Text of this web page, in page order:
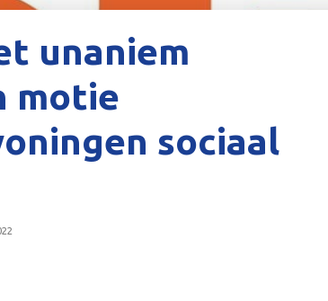
unaniem
motie
sociaal